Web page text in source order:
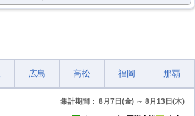
広島 高松 福岡 那覇
集計期間： 8月7日(金) ～ 8月13日(木)